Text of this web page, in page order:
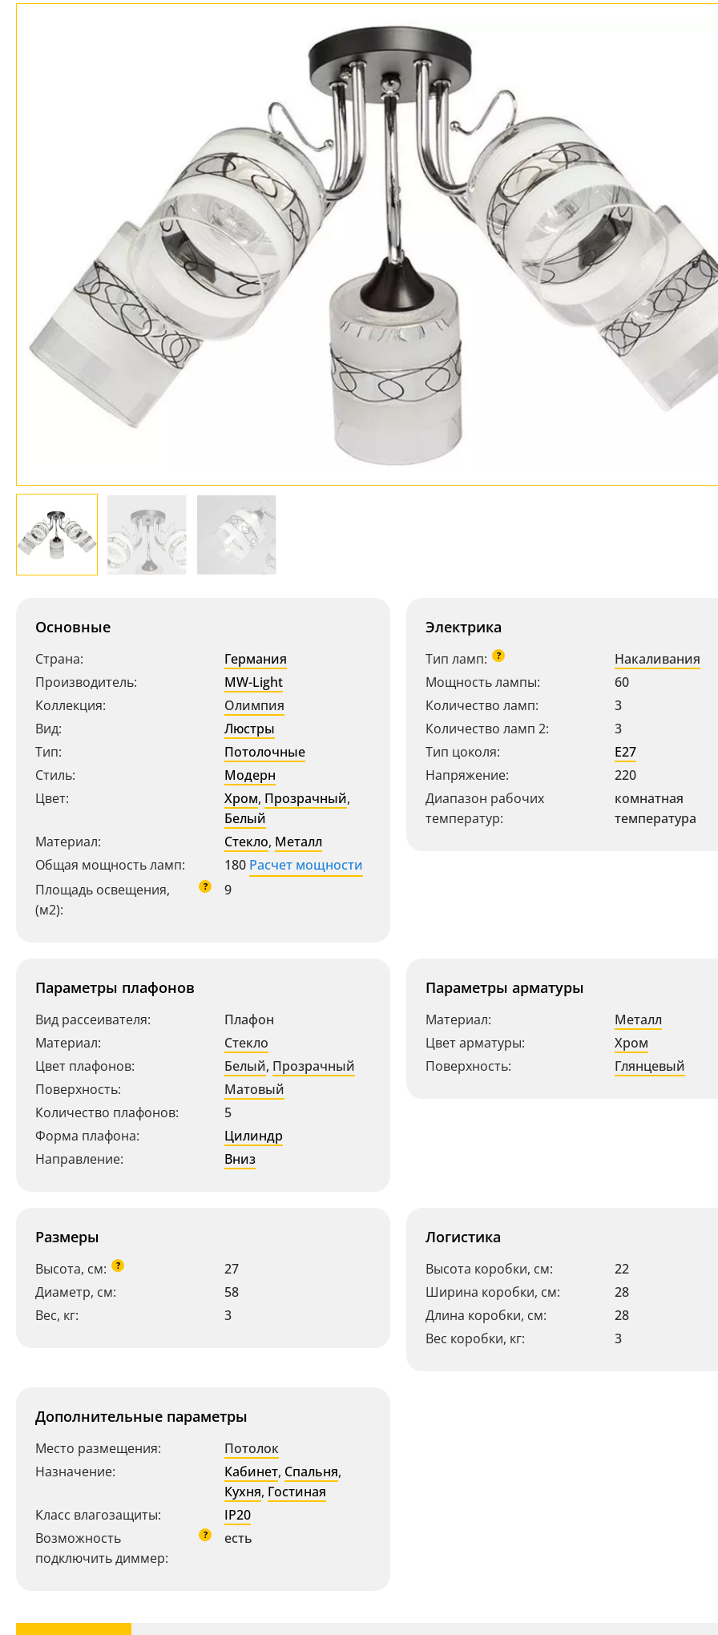
Флористика
Прозрачные
Черные
MW-Light
OmniLux
ST-Luce
Основные
Страна:
Германия
Производитель:
MW-Light
Коллекция:
Олимпия
Вид:
Люстры
Тип:
Потолочные
Стиль:
Модерн
Цвет:
Хром, Прозрачный,
Белый
Материал:
Стекло, Металл
Общая мощность ламп:
180 Расчет мощности
Площадь освещения,
(м2):
? 9
Электрика
Тип ламп: ?
Накаливания
Мощность лампы:
60
Количество ламп:
3
Количество ламп 2:
3
Тип цоколя:
E27
Напряжение:
220
Диапазон рабочих
температур:
комнатная
температура
Параметры плафонов
Вид рассеивателя:
Плафон
Материал:
Стекло
Цвет плафонов:
Белый, Прозрачный
Поверхность:
Матовый
Количество плафонов:
5
Форма плафона:
Цилиндр
Направление:
Вниз
Параметры арматуры
Материал:
Металл
Цвет арматуры:
Хром
Поверхность:
Глянцевый
Размеры
Высота, см: ?
27
Диаметр, см:
58
Вес, кг:
3
Логистика
Высота коробки, см:
22
Ширина коробки, см:
28
Длина коробки, см:
28
Вес коробки, кг:
3
Дополнительные параметры
Место размещения:
Потолок
Назначение:
Кабинет, Спальня,
Кухня, Гостиная
Класс влагозащиты:
IP20
Возможность
подключить диммер:
? есть